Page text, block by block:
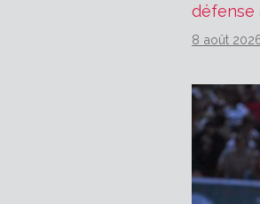
défense
8 août